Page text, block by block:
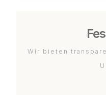
Wir bieten